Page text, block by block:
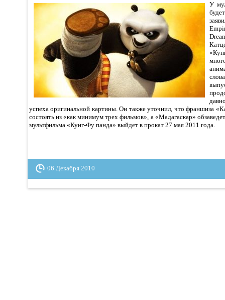
У
успеха оригинальной картины. Он также уточнил, что франшиза
состоять из «как минимум трех фильмов», а «Мадагаскар»
мультфильма «Кунг-Фу панда» выйдет в прокат 27 мая 2011 года.
06 Декабря 2010